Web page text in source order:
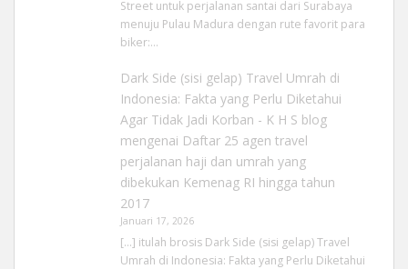
Street untuk perjalanan santai dari Surabaya
menuju Pulau Madura dengan rute favorit para
biker:…
Dark Side (sisi gelap) Travel Umrah di
Indonesia: Fakta yang Perlu Diketahui
Agar Tidak Jadi Korban - K H S blog
mengenai Daftar 25 agen travel
perjalanan haji dan umrah yang
dibekukan Kemenag RI hingga tahun
2017
Januari 17, 2026
[…] itulah brosis Dark Side (sisi gelap) Travel
Umrah di Indonesia: Fakta yang Perlu Diketahui